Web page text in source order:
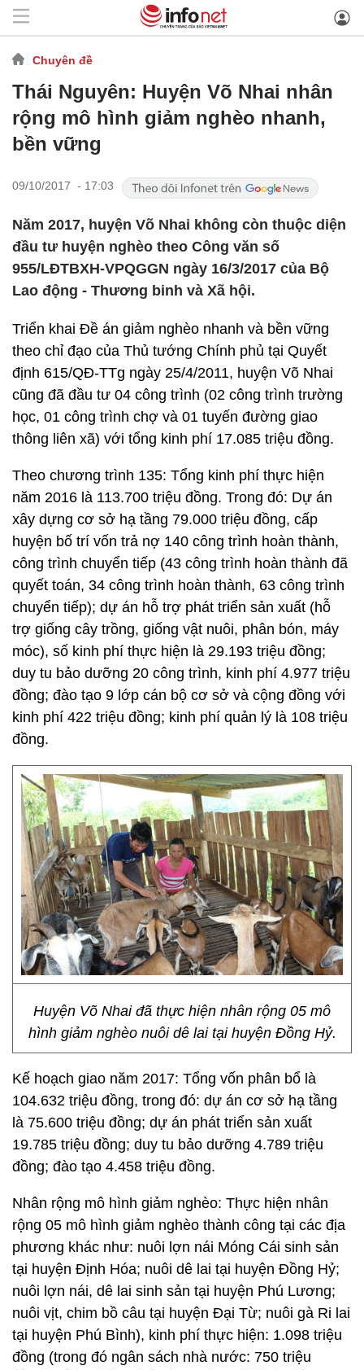
Chuyên đề
Thái Nguyên: Huyện Võ Nhai nhân
rộng mô hình giảm nghèo nhanh,
bền vững
09/10/2017 - 17:03
Năm 2017, huyện Võ Nhai không còn thuộc diện
đầu tư huyện nghèo theo Công văn số
955/LĐTBXH-VPQGGN ngày 16/3/2017 của Bộ
Lao động - Thương binh và Xã hội.
Triển khai Đề án giảm nghèo nhanh và bền vững
theo chỉ đạo của Thủ tướng Chính phủ tại Quyết
định 615/QĐ-TTg ngày 25/4/2011, huyện Võ Nhai
cũng đã đầu tư 04 công trình (02 công trình trường
học, 01 công trình chợ và 01 tuyến đường giao
thông liên xã) với tổng kinh phí 17.085 triệu đồng.
Theo chương trình 135: Tổng kinh phí thực hiện
năm 2016 là 113.700 triệu đồng. Trong đó: Dự án
xây dựng cơ sở hạ tầng 79.000 triệu đồng, cấp
huyện bố trí vốn trả nợ 140 công trình hoàn thành,
công trình chuyển tiếp (43 công trình hoàn thành đã
quyết toán, 34 công trình hoàn thành, 63 công trình
chuyển tiếp); dự án hỗ trợ phát triển sản xuất (hỗ
trợ giống cây trồng, giống vật nuôi, phân bón, máy
móc), số kinh phí thực hiện là 29.193 triệu đồng;
duy tu bảo dưỡng 20 công trình, kinh phí 4.977 triệu
đồng; đào tạo 9 lớp cán bộ cơ sở và cộng đồng với
kinh phí 422 triệu đồng; kinh phí quản lý là 108 triệu
đồng.
Huyện Võ Nhai đã thực hiện nhân rộng 05 mô
hình giảm nghèo nuôi dê lai tại huyện Đồng Hỷ.
Kế hoạch giao năm 2017: Tổng vốn phân bổ là
104.632 triệu đồng, trong đó: dự án cơ sở hạ tầng
là 75.600 triệu đồng; dự án phát triển sản xuất
19.785 triệu đồng; duy tu bảo dưỡng 4.789 triệu
đồng; đào tạo 4.458 triệu đồng.
Nhân rộng mô hình giảm nghèo: Thực hiện nhân
rộng 05 mô hình giảm nghèo thành công tại các địa
phương khác như: nuôi lợn nái Móng Cái sinh sản
tại huyện Định Hóa; nuôi dê lai tại huyện Đồng Hỷ;
nuôi lợn nái, dê lai sinh sản tại huyện Phú Lương;
nuôi vịt, chim bồ câu tại huyện Đại Từ; nuôi gà Ri lai
tại huyện Phú Bình), kinh phí thực hiện: 1.098 triệu
đồng (trong đó ngân sách nhà nước: 750 triệu